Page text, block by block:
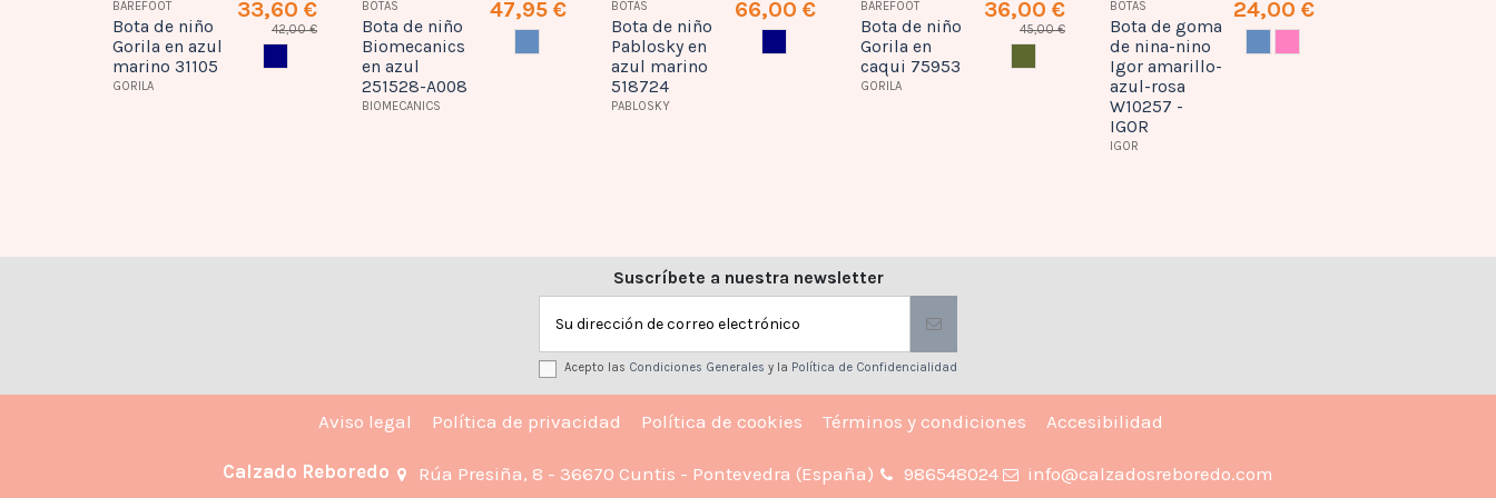
AZUL MARINO
BAREFOOT
Bota de niño
Gorila en azul
marino 31105
GORILA
33,60 €
42,00 €
AZUL MARINO
BOTAS
Bota de niño
Biomecanics
en azul
251528-A008
BIOMECANICS
47,95 € BOTAS
Bota de niño
Pablosky en
azul marino
518724
PABLOSKY
66,00 €
AZUL MARINO
BAREFOOT
Bota de niño
Gorila en
caqui 75953
GORILA
36,00 €
45,00 €
BOTAS
Bota de goma
de nina-nino
Igor amarillo-
azul-rosa
W10257 -
IGOR
IGOR
24,00 €
Suscríbete a nuestra newsletter
Acepto las Condiciones Generales y la Política de Confidencialidad
Aviso legal Política de privacidad Política de cookies Términos y condiciones Accesibilidad
Calzado Reboredo Rúa Presiña, 8 - 36670 Cuntis - Pontevedra (España) 986548024 info@calzadosreboredo.com